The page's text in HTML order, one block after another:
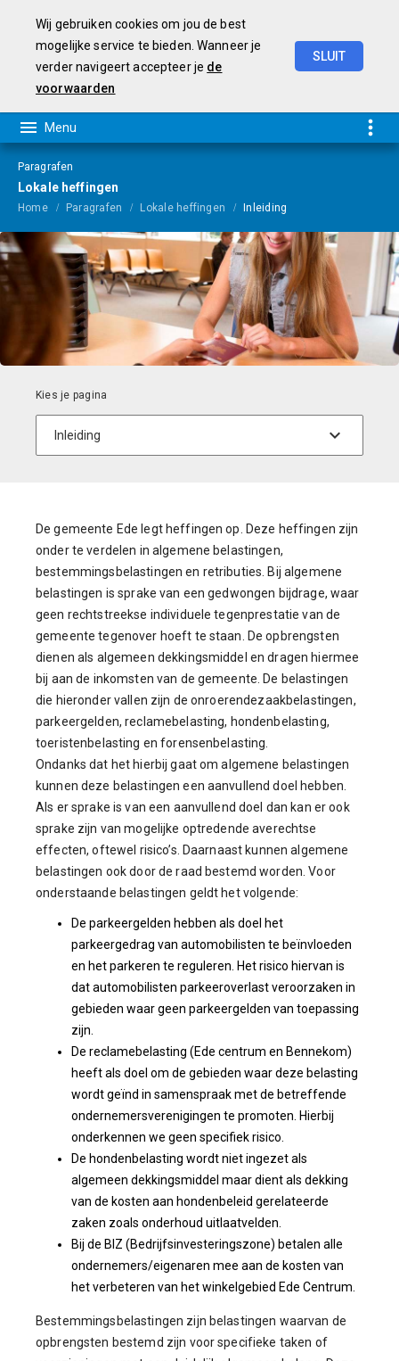
Wij gebruiken cookies om jou de best
mogelijke service te bieden. Wanneer je
verder navigeert accepteer je de
voorwaarden
SLUIT
Paragrafen
Lokale heffingen
Home Paragrafen Lokale heffingen Inleiding
De gemeente Ede legt heffingen op. Deze heffingen zijn
onder te verdelen in algemene belastingen,
bestemmingsbelastingen en retributies. Bij algemene
belastingen is sprake van een gedwongen bijdrage, waar
geen rechtstreekse individuele tegenprestatie van de
gemeente tegenover hoeft te staan. De opbrengsten
dienen als algemeen dekkingsmiddel en dragen hiermee
bij aan de inkomsten van de gemeente. De belastingen
die hieronder vallen zijn de onroerendezaakbelastingen,
parkeergelden, reclamebelasting, hondenbelasting,
toeristenbelasting en forensenbelasting.
Ondanks dat het hierbij gaat om algemene belastingen
kunnen deze belastingen een aanvullend doel hebben.
Als er sprake is van een aanvullend doel dan kan er ook
sprake zijn van mogelijke optredende averechtse
effecten, oftewel risico’s. Daarnaast kunnen algemene
belastingen ook door de raad bestemd worden. Voor
onderstaande belastingen geldt het volgende:
De parkeergelden hebben als doel het
parkeergedrag van automobilisten te beïnvloeden
en het parkeren te reguleren. Het risico hiervan is
dat automobilisten parkeeroverlast veroorzaken in
gebieden waar geen parkeergelden van toepassing
zijn.
De reclamebelasting (Ede centrum en Bennekom)
heeft als doel om de gebieden waar deze belasting
wordt geïnd in samenspraak met de betreffende
ondernemersverenigingen te promoten. Hierbij
onderkennen we geen specifiek risico.
De hondenbelasting wordt niet ingezet als
algemeen dekkingsmiddel maar dient als dekking
van de kosten aan hondenbeleid gerelateerde
zaken zoals onderhoud uitlaatvelden.
Bij de BIZ (Bedrijfsinvesteringszone) betalen alle
ondernemers/eigenaren mee aan de kosten van
het verbeteren van het winkelgebied Ede Centrum.
Bestemmingsbelastingen zijn belastingen waarvan de
opbrengsten bestemd zijn voor specifieke taken of